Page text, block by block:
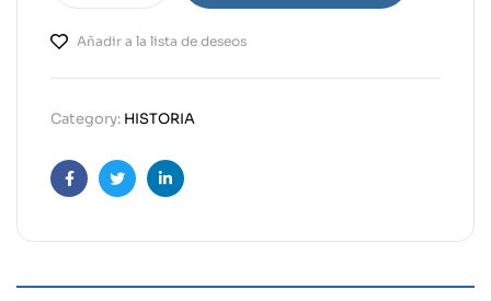
Añadir a la lista de deseos
Category: HISTORIA
FacebookTwitterLinkedin